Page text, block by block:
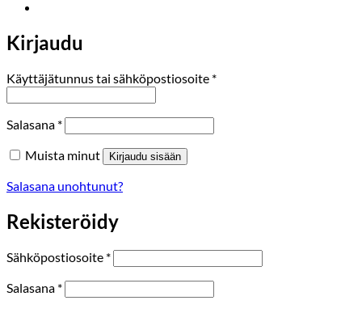
Kirjaudu
Käyttäjätunnus tai sähköpostiosoite *Vaaditaan
Salasana *Vaaditaan
Muista minut Kirjaudu sisään
Salasana unohtunut?
Rekisteröidy
Sähköpostiosoite *Vaaditaan
Salasana *Vaaditaan